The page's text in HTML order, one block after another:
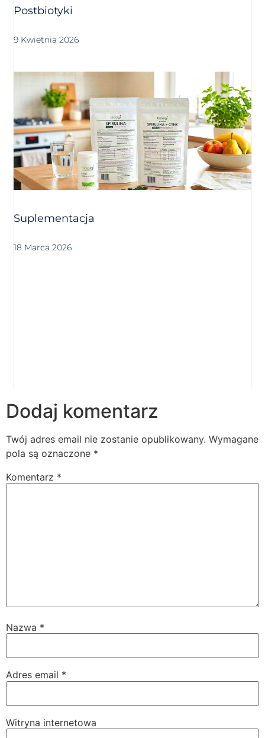
Postbiotyki
9 Kwietnia 2026
Suplementacja
18 Marca 2026
Dodaj komentarz
Twój adres email nie zostanie opublikowany. Wymagane
pola są oznaczone *
Komentarz *
Nazwa *
Adres email *
Witryna internetowa